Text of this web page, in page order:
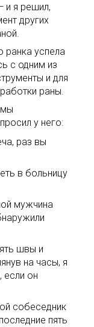
и я решил,
других
ранка успела
с одним из
и для
раны.
у него:
раз вы
в больницу
мужчина
швы и
на часы, я
если он
собеседник
пять